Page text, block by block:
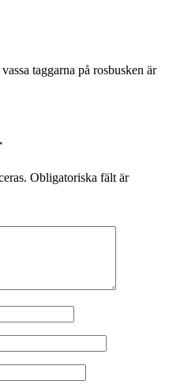
taggarna på rosbusken är
Obligatoriska fält är